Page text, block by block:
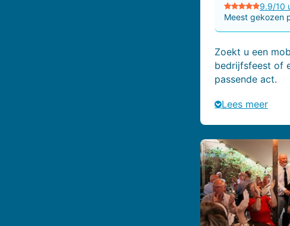
9.9/10
Meest gekozen
Zoekt u een
bedrijfsfeest of
passende act.
Lees meer